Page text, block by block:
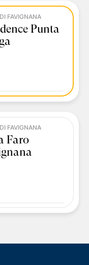
FAVIGNANA
Punta
FAVIGNANA
Faro